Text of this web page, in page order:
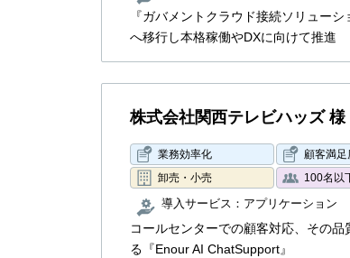
『ガバメントクラウド接続ソリュー
へ移行し本格稼働やDXに向けて推進
株式会社関西テレビハッズ 様
業務効率化
顧客満足
卸売・小売
100名以
導入サービス： アプリケーション
コールセンターでの顧客対応、その
る『Enour AI ChatSupport』